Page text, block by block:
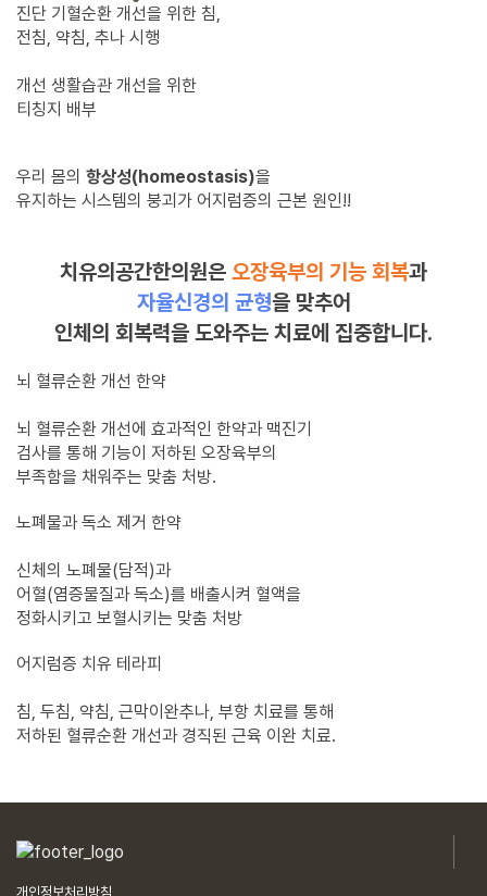
진단 기혈순환 개선을 위한 침,
전침, 약침, 추나 시행
개선 생활습관 개선을 위한
티칭지 배부
우리 몸의 항상성(homeostasis)을
유지하는 시스템의 붕괴가 어지럼증의 근본 원인!!
치유의공간한의원은 오장육부의 기능 회복과
자율신경의 균형을 맞추어
인체의 회복력을 도와주는 치료에 집중합니다.
뇌 혈류순환 개선 한약
뇌 혈류순환 개선에 효과적인 한약과 맥진기
검사를 통해 기능이 저하된 오장육부의
부족함을 채워주는 맞춤 처방.
노폐물과 독소 제거 한약
신체의 노폐물(담적)과
어혈(염증물질과 독소)를 배출시켜 혈액을
정화시키고 보혈시키는 맞춤 처방
어지럼증 치유 테라피
침, 두침, 약침, 근막이완추나, 부항 치료를 통해
저하된 혈류순환 개선과 경직된 근육 이완 치료.
개인정보처리방침